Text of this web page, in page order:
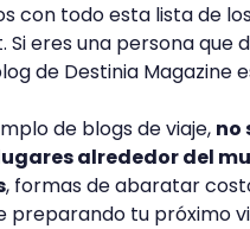
con todo esta lista de
Si eres una persona que
de Destinia Magazine
de blogs de viaje, no
alrededor del
, formas de abaratar
preparando tu próximo